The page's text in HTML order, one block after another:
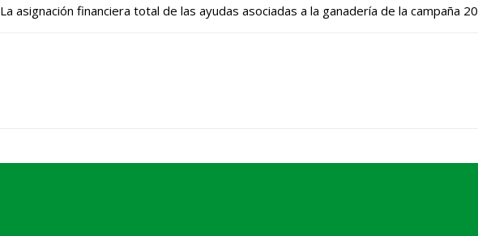
La asignación financiera total de las ayudas asociadas a la ganadería de la campaña